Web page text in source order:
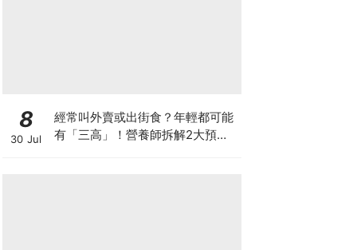
8
30 Jul
經常叫外賣或出街食？年輕都可能
有「三高」！營養師拆解2大預防